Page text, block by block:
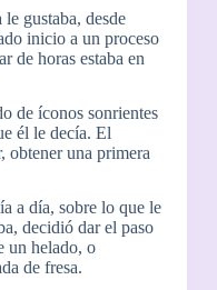
gustaba, desde
inicio a un proceso
de horas estaba en
de íconos sonrientes
él le decía. El
obtener una primera
a día, sobre lo que le
decidió dar el paso
un helado, o
de fresa.